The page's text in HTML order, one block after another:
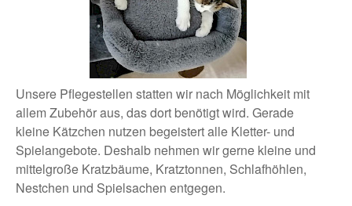
Unsere Pflegestellen statten wir nach Möglichkeit mit
allem Zubehör aus, das dort benötigt wird. Gerade
kleine Kätzchen nutzen begeistert alle Kletter- und
Spielangebote. Deshalb nehmen wir gerne kleine und
mittelgroße Kratzbäume, Kratztonnen, Schlafhöhlen,
Nestchen und Spielsachen entgegen.